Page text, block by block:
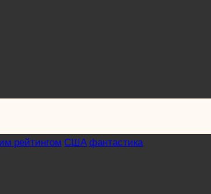
рейтингом СШАфантастика